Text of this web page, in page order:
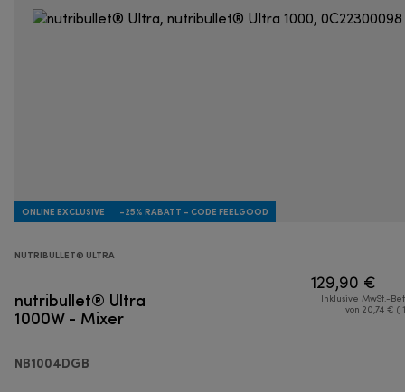
ONLINE EXCLUSIVE -25% RABATT - CODE FEELGOOD
NUTRIBULLET® ULTRA
nutribullet® Ultra
1000W - Mixer
NB1004DGB
129,90 €
Inklusive MwSt.-
von 20,74 € (